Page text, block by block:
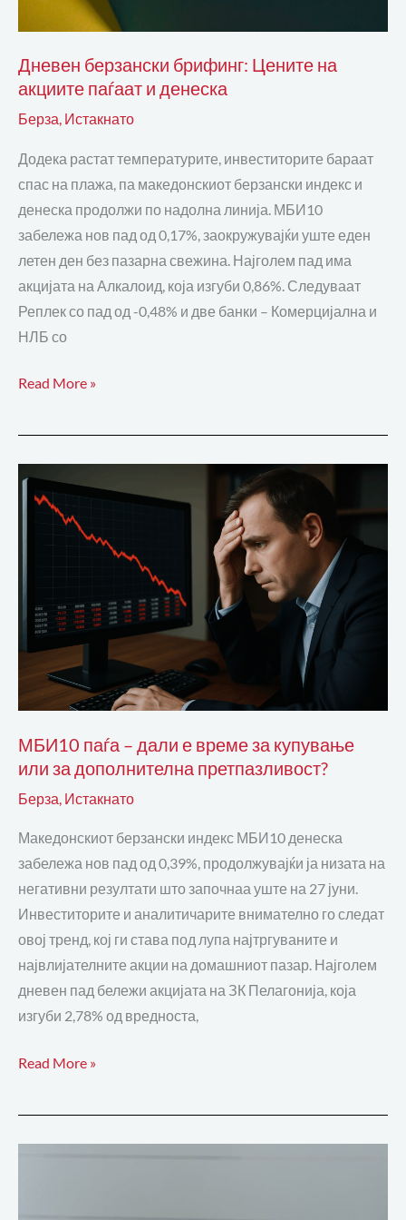
Дневен берзански брифинг: Цените на
акциите паѓаат и денеска
Берза, Истакнато
Додека растат температурите, инвеститорите бараат
спас на плажа, па македонскиот берзански индекс и
денеска продолжи по надолна линија. МБИ10
забележа нов пад од 0,17%, заокружувајќи уште еден
летен ден без пазарна свежина. Најголем пад има
акцијата на Алкалоид, која изгуби 0,86%. Следуваат
Реплек со пад од -0,48% и две банки – Комерцијална и
НЛБ со
Read More »
МБИ10 паѓа – дали е време за купување
или за дополнителна претпазливост?
Берза, Истакнато
Македонскиот берзански индекс МБИ10 денеска
забележа нов пад од 0,39%, продолжувајќи ја низата на
негативни резултати што започнаа уште на 27 јуни.
Инвеститорите и аналитичарите внимателно го следат
овој тренд, кој ги става под лупа најтргуваните и
највлијателните акции на домашниот пазар. Најголем
дневен пад бележи акцијата на ЗК Пелагонија, која
изгуби 2,78% од вредноста,
МБИ10
паѓа
време
купување
за
претпазливост?
Read More »